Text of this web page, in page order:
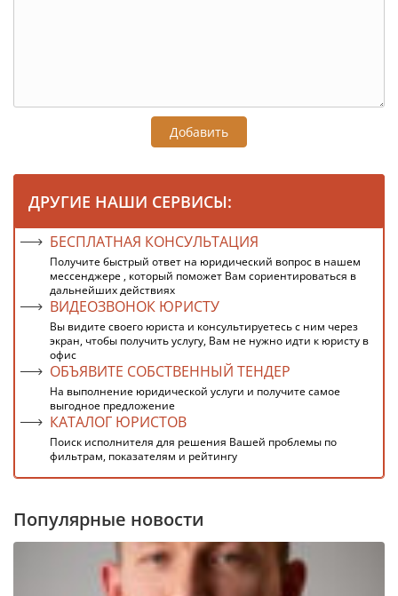
Добавить
ДРУГИЕ НАШИ СЕРВИСЫ:
БЕСПЛАТНАЯ КОНСУЛЬТАЦИЯ
Получите быстрый ответ на юридический вопрос в нашем
мессенджере , который поможет Вам сориентироваться в
дальнейших действиях
ВИДЕОЗВОНОК ЮРИСТУ
Вы видите своего юриста и консультируетесь с ним через
экран, чтобы получить услугу, Вам не нужно идти к юристу в
офис
ОБЪЯВИТЕ СОБСТВЕННЫЙ ТЕНДЕР
На выполнение юридической услуги и получите самое
выгодное предложение
КАТАЛОГ ЮРИСТОВ
Поиск исполнителя для решения Вашей проблемы по
фильтрам, показателям и рейтингу
Популярные новости